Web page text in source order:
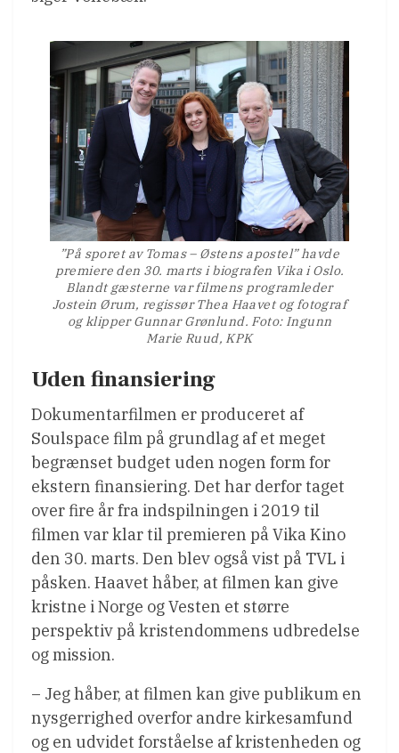
”På sporet av Tomas – Østens apostel” havde
premiere den 30. marts i biografen Vika i Oslo.
Blandt gæsterne var filmens programleder
Jostein Ørum, regissør Thea Haavet og fotograf
og klipper Gunnar Grønlund. Foto: Ingunn
Marie Ruud, KPK
Uden finansiering
Dokumentarfilmen er produceret af
Soulspace film på grundlag af et meget
begrænset budget uden nogen form for
ekstern finansiering. Det har derfor taget
over fire år fra indspilningen i 2019 til
filmen var klar til premieren på Vika Kino
den 30. marts. Den blev også vist på TVL i
påsken. Haavet håber, at filmen kan give
kristne i Norge og Vesten et større
perspektiv på kristendommens udbredelse
og mission.
– Jeg håber, at filmen kan give publikum en
nysgerrighed overfor andre kirkesamfund
og en udvidet forståelse af kristenheden og